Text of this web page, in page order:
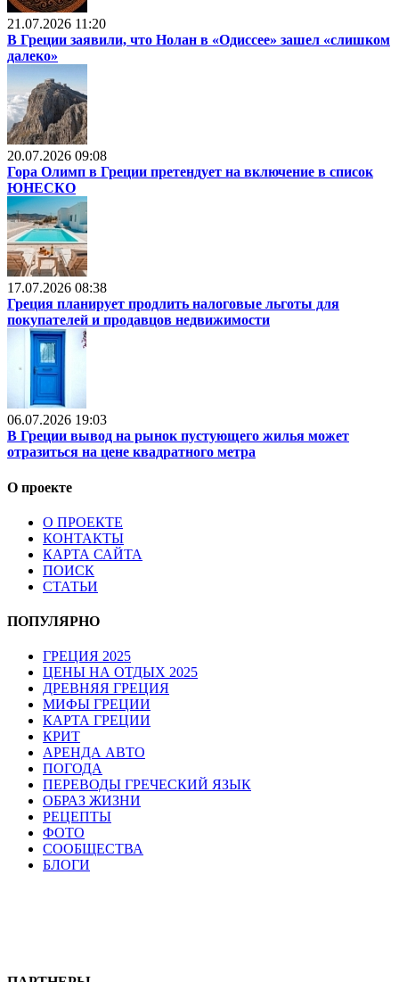
21.07.2026 11:20
В Греции заявили, что Нолан в «Одиссее» зашел «слишком
далеко»
20.07.2026 09:08
Гора Олимп в Греции претендует на включение в список
ЮНЕСКО
17.07.2026 08:38
Греция планирует продлить налоговые льготы для
покупателей и продавцов недвижимости
06.07.2026 19:03
В Греции вывод на рынок пустующего жилья может
отразиться на цене квадратного метра
О проекте
О ПРОЕКТЕ
КОНТАКТЫ
КАРТА САЙТА
ПОИСК
СТАТЬИ
ПОПУЛЯРНО
ГРЕЦИЯ 2025
ЦЕНЫ НА ОТДЫХ 2025
ДРЕВНЯЯ ГРЕЦИЯ
МИФЫ ГРЕЦИИ
КАРТА ГРЕЦИИ
КРИТ
АРЕНДА АВТО
ПОГОДА
ПЕРЕВОДЫ ГРЕЧЕСКИЙ ЯЗЫК
ОБРАЗ ЖИЗНИ
РЕЦЕПТЫ
ФОТО
СООБЩЕСТВА
БЛОГИ